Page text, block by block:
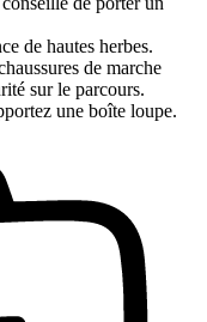
de hautes herbes.
de marche
sur le parcours.
une boîte loupe.